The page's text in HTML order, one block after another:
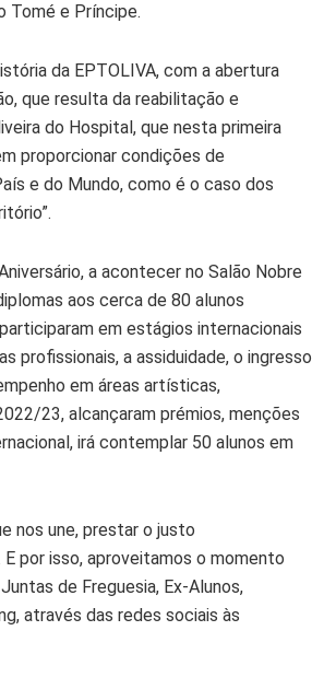
Tomé e Príncipe.
da EPTOLIVA, com a abertura
que resulta da reabilitação e
do Hospital, que nesta primeira
proporcionar condições de
e do Mundo, como é o caso dos
a acontecer no Salão Nobre
aos cerca de 80 alunos
em estágios internacionais
profissionais, a assiduidade, o ingresso
em áreas artísticas,
23, alcançaram prémios, menções
irá contemplar 50 alunos em
nos une, prestar o justo
por isso, aproveitamos o momento
de Freguesia, Ex-Alunos,
através das redes sociais às